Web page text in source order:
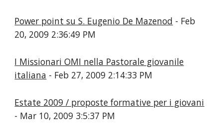
Power point su S. Eugenio De Mazenod - Feb
20, 2009 2:36:49 PM
I Missionari OMI nella Pastorale giovanile
italiana - Feb 27, 2009 2:14:33 PM
Estate 2009 / proposte formative per i giovani
- Mar 10, 2009 3:5:37 PM